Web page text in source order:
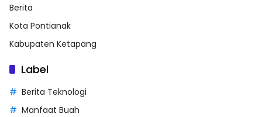
Berita
Kota Pontianak
Kabupaten Ketapang
Label
Berita Teknologi
Manfaat Buah